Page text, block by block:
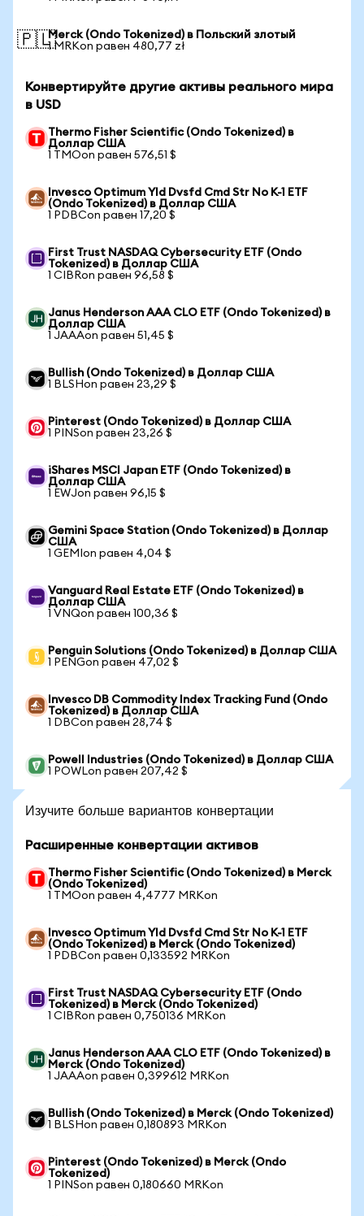
🇵🇱Merck (Ondo Tokenized) в Польский злотый
1 MRKon равен 480,77 zł
Конвертируйте другие активы реального мира
в USD
Thermo Fisher Scientific (Ondo Tokenized) в
Доллар США
1 TMOon равен 576,51 $
Invesco Optimum Yld Dvsfd Cmd Str No K-1 ETF
(Ondo Tokenized) в Доллар США
1 PDBCon равен 17,20 $
First Trust NASDAQ Cybersecurity ETF (Ondo
Tokenized) в Доллар США
1 CIBRon равен 96,58 $
Janus Henderson AAA CLO ETF (Ondo Tokenized) в
Доллар США
1 JAAAon равен 51,45 $
Bullish (Ondo Tokenized) в Доллар США
1 BLSHon равен 23,29 $
Pinterest (Ondo Tokenized) в Доллар США
1 PINSon равен 23,26 $
iShares MSCI Japan ETF (Ondo Tokenized) в
Доллар США
1 EWJon равен 96,15 $
Gemini Space Station (Ondo Tokenized) в Доллар
США
1 GEMIon равен 4,04 $
Vanguard Real Estate ETF (Ondo Tokenized) в
Доллар США
1 VNQon равен 100,36 $
Penguin Solutions (Ondo Tokenized) в Доллар США
1 PENGon равен 47,02 $
Invesco DB Commodity Index Tracking Fund (Ondo
Tokenized) в Доллар США
1 DBCon равен 28,74 $
Powell Industries (Ondo Tokenized) в Доллар США
1 POWLon равен 207,42 $
Изучите больше вариантов конвертации
Расширенные конвертации активов
Thermo Fisher Scientific (Ondo Tokenized) в Merck
(Ondo Tokenized)
1 TMOon равен 4,4777 MRKon
Invesco Optimum Yld Dvsfd Cmd Str No K-1 ETF
(Ondo Tokenized) в Merck (Ondo Tokenized)
1 PDBCon равен 0,133592 MRKon
First Trust NASDAQ Cybersecurity ETF (Ondo
Tokenized) в Merck (Ondo Tokenized)
1 CIBRon равен 0,750136 MRKon
Janus Henderson AAA CLO ETF (Ondo Tokenized) в
Merck (Ondo Tokenized)
1 JAAAon равен 0,399612 MRKon
Bullish (Ondo Tokenized) в Merck (Ondo Tokenized)
1 BLSHon равен 0,180893 MRKon
Pinterest (Ondo Tokenized) в Merck (Ondo
Tokenized)
1 PINSon равен 0,180660 MRKon